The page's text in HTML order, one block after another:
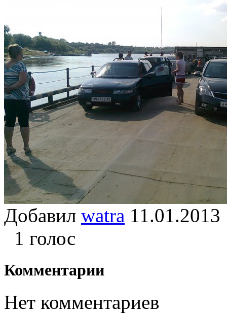
Добавил watra
1 голос
Комментарии
Нет комментариев